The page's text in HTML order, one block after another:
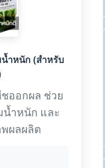
น้ำหนัก (สำหรับ
ออกผล ช่วย
น้ำหนัก และ
ผลผลิต